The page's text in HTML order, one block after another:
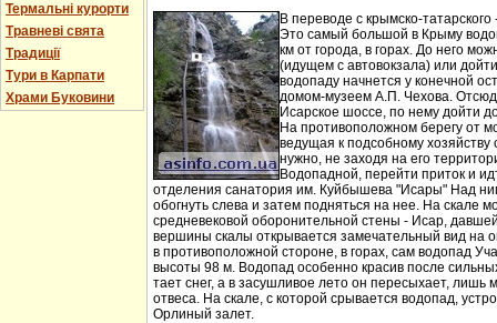
Термальні курорти
Травневі свята
Традиції
Тури в Карпати
Храми Буковини
В переводе с крымско-
Это самый большой в Крыму
км от города, в горах. До него
(идущем с автовокзала) или
водопаду начнется у конечной
домом-музеем А.П. Чехова.
Исарское шоссе, по нему дойти
На противоположном берегу от
ведущая к подсобному
нужно, не заходя на его
Водопадной, перейти приток и
отделения санатория им. Куйбышева "Исары" Над
обогнуть слева и затем подняться на нее. На скале
средневековой оборонительной стены - Исар,
вершины скалы открывается замечательный вид на
в противоположной стороне, в горах, сам водопад
высоты 98 м. Водопад особенно красив после
тает снег, а в засушливое лето он пересыхает, лишь
отвеса. На скале, с которой срывается водопад,
Орлиный залет.